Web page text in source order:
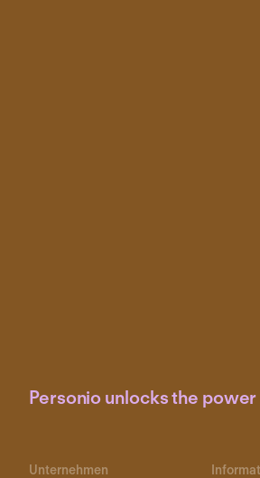
Personio unlocks the
Unternehmen